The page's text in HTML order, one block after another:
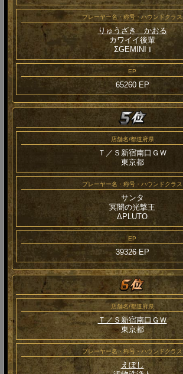
プレーヤー名・称号・ハウンドクラス
りゅうざき かおる
カワイイ後輩
ΣGEMINI Ⅰ
EP
65260 EP
店舗名/都道府県
Ｔ／Ｓ新宿南口ＧＷ
東京都
プレーヤー名・称号・ハウンドクラス
サンタ
冥闇の光撃王
ΔPLUTO
EP
39326 EP
店舗名/都道府県
Ｔ／Ｓ新宿南口ＧＷ
東京都
プレーヤー名・称号・ハウンドクラス
えぼし